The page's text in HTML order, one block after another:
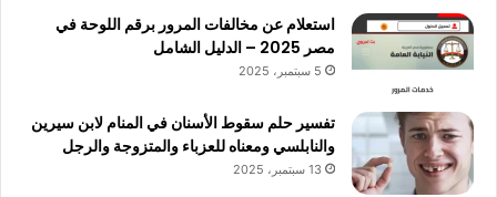
استعلام عن مخالفات المرور برقم اللوحة في
مصر 2025 – الدليل الشامل
5 سبتمبر، 2025
تفسير حلم سقوط الأسنان في المنام لابن سيرين
والنابلسي ومعناه للعزباء والمتزوجة والرجل
13 سبتمبر، 2025